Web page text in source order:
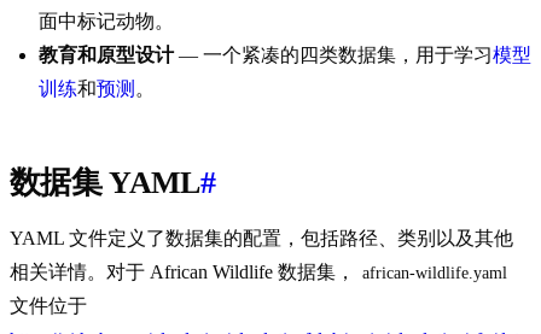
面中标记动物。
教育和原型设计— 一个紧凑的四类数据集，用于学习模型
训练和预测 。
数据集 YAML#
YAML 文件定义了数据集的配置，包括路径、类别以及其他
相关详情。对于 African Wildlife 数据集，
african-wildlife.yaml
文件位于